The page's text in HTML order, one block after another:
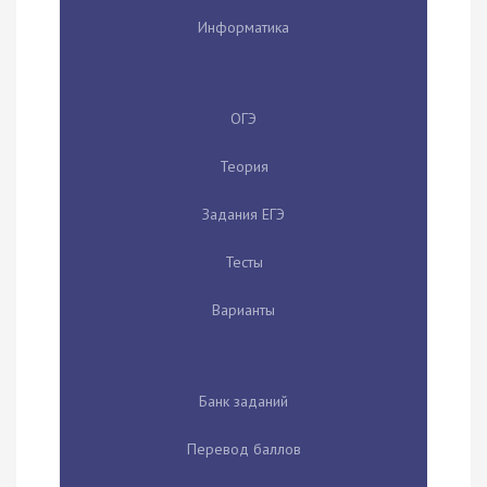
Информатика
ОГЭ
Теория
Задания ЕГЭ
Тесты
Варианты
Банк заданий
Перевод баллов